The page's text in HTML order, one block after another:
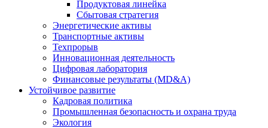
Продуктовая линейка
Сбытовая стратегия
Энергетические активы
Транспортные активы
Техпрорыв
Инновационная деятельность
Цифровая лаборатория
Финансовые результаты (MD&A)
Устойчивое развитие
Кадровая политика
Промышленная безопасность и охрана труда
Экология